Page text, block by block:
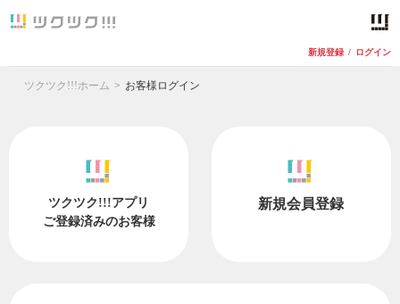
新規登録 / ログイン
ツクツク!!!ホーム お客様ログイン
ツクツク!!!アプリ
ご登録済みのお客様
新規会員登録